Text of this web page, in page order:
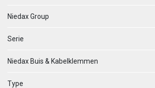
Niedax Group
Serie
Niedax Buis & Kabelklemmen
Type